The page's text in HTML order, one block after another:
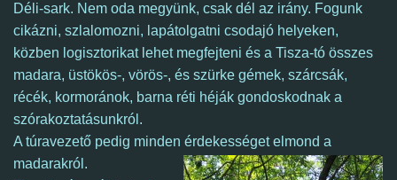
Déli-sark. Nem oda megyünk, csak dél az irány. Fogunk
cikázni, szlalomozni, lapátolgatni csodajó helyeken,
közben logisztorikat lehet megfejteni és a Tisza-tó összes
madara, üstökös-, vörös-, és szürke gémek, szárcsák,
récék, kormoránok, barna réti héják gondoskodnak a
szórakoztatásunkról.
A túravezető pedig minden érdekességet elmond a
madarakról.